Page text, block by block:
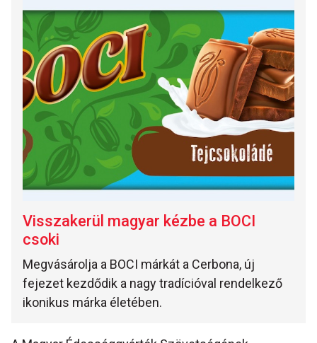
Visszakerül magyar kézbe a BOCI
csoki
Megvásárolja a BOCI márkát a Cerbona, új
fejezet kezdődik a nagy tradícióval rendelkező
ikonikus márka életében.